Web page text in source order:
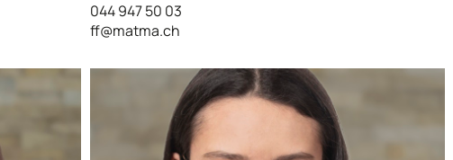
044 947 50 03
ff@matma.ch